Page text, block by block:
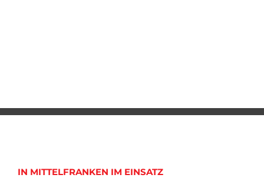
IN MITTELFRANKEN IM EINSATZ